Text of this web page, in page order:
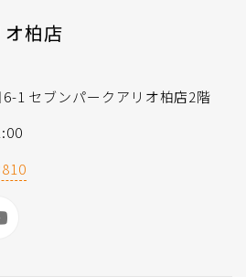
柏店
1 セブンパークアリオ柏店2階